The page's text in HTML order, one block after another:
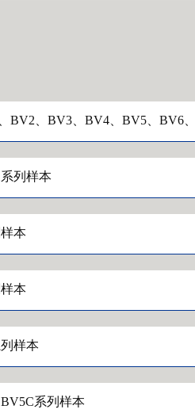
BV2、BV3、BV4、BV5、BV6、
列样本
本
本
样本
系列样本